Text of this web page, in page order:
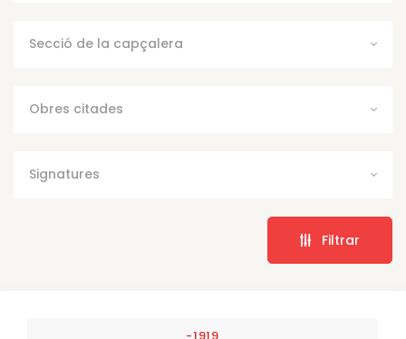
Secció de la capçalera
Obres citades
Signatures
Filtrar